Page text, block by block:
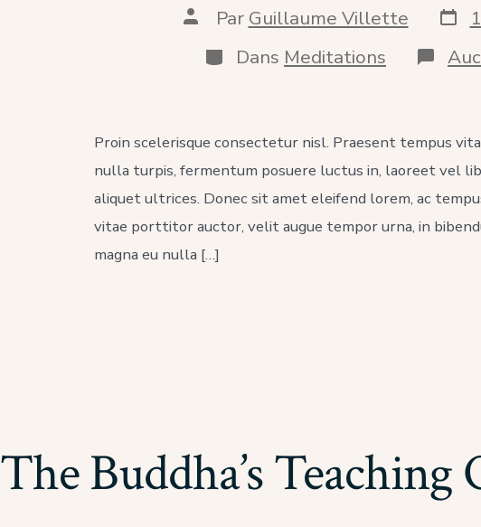
Auteur
publication
Par Guillaume Villette Date
de
Catégories
Dans Meditations
Proin scelerisque consectetur nisl. Praesent tempus
nulla turpis, fermentum posuere luctus in, laoreet vel
aliquet ultrices. Donec sit amet eleifend lorem, ac
vitae porttitor auctor, velit augue tempor urna, in
magna eu nulla […]
The Buddha’s